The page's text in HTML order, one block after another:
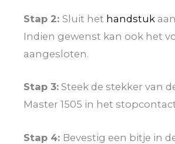
Stap 2: Sluit het handstuk
Indien gewenst kan ook het
aangesloten.
Stap 3: Steek de stekker van
Master 1505 in het
Stap 4: Bevestig een bitje in